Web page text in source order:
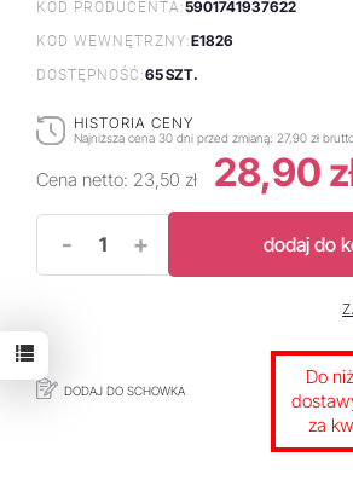
KOD PRODUCENTA:5901741937622
KOD WEWNĘTRZNY:E1826
DOSTĘPNOŚĆ:65 SZT.
HISTORIA CENY
Najniższa cena 30 dni przed zmianą: 27,90 zł
Cena netto: 23,50 zł 28,90
- + dodaj do
DODAJ DO SCHOWKA
Do
za